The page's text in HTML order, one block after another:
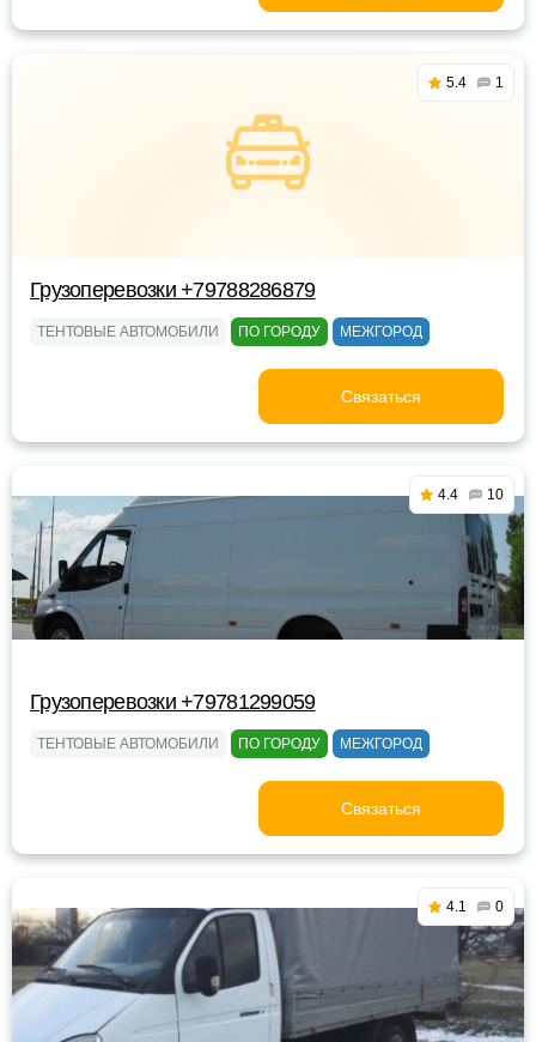
5.4 1
Грузоперевозки +79788286879
ТЕНТОВЫЕ АВТОМОБИЛИ ПО ГОРОДУ МЕЖГОРОД
Связаться
4.4 10
Грузоперевозки +79781299059
ТЕНТОВЫЕ АВТОМОБИЛИ ПО ГОРОДУ МЕЖГОРОД
Связаться
4.1 0